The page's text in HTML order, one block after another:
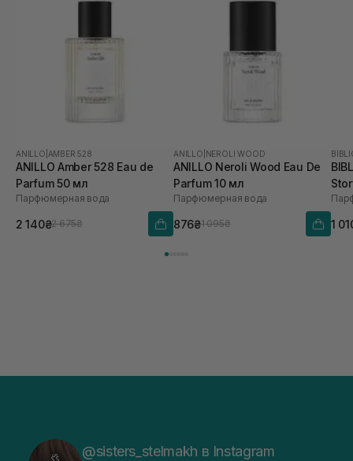
ANILLO AMBER 528
ANILLO Amber 528 Eau de
Parfum 50 мл
Парфюмерная вода
2 140₴2 675₴
ANILLO NEROLI WOOD
ANILLO Neroli Wood Eau De
Parfum 10 мл
Парфюмерная вода
876₴1 095₴ 1
@sisters_stelmakh в Instagram